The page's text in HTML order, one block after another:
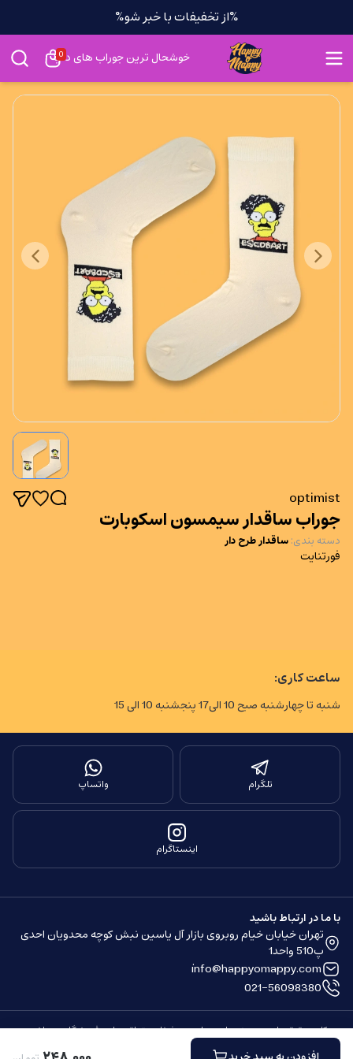
%از تخفیفات با خبر شو%
خوشحال ترین جوراب های دنیا
0
optimist
جوراب ساقدار سیمسون اسکوبارت
دسته بندی: ساقدار طرح دار
فورتنایت
ساعت کاری:
شنبه تا چهارشنبه صبح 10 الی17 پنجشنبه 10 الی 15
تلگرام واتساپ
اینستاگرام
با ما در ارتباط باشید
تهران خیابان خیام روبروی بازار آل یاسین نبش کوچه محدویان احدی
پ510 واحد1
info@happyomappy.com
021-56098380
کلیه حقوق مادی و معنوی این سایت محفوظ و متعلق به این فروشگاه می باشد.
ساخته شده توسط